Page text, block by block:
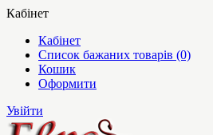
Кабінет
Кабінет
Список бажаних товарів (0)
Кошик
Оформити
Увійти